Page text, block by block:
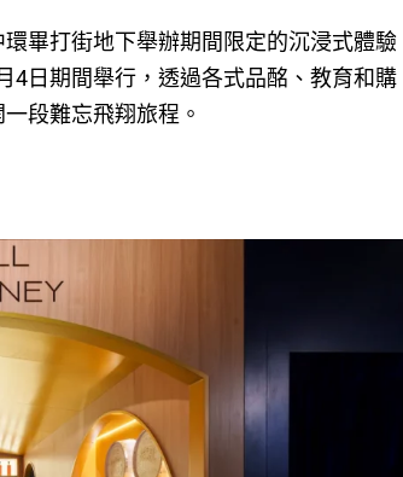
畢打街地下舉辦期間限定的沉浸式體驗
4日期間舉行，透過各式品酩、教育和購
段難忘飛翔旅程。